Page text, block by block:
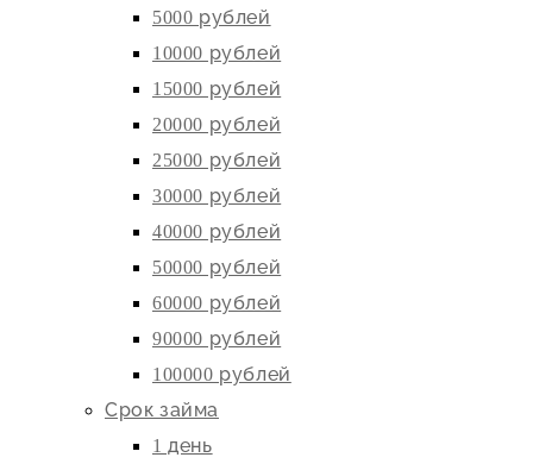
5000 рублей
10000 рублей
15000 рублей
20000 рублей
25000 рублей
30000 рублей
40000 рублей
50000 рублей
60000 рублей
90000 рублей
100000 рублей
Срок займа
1 день